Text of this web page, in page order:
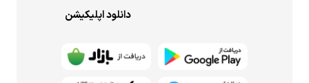
دانلود اپلیکیشن